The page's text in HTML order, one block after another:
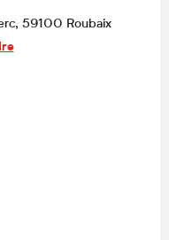
59100 Roubaix